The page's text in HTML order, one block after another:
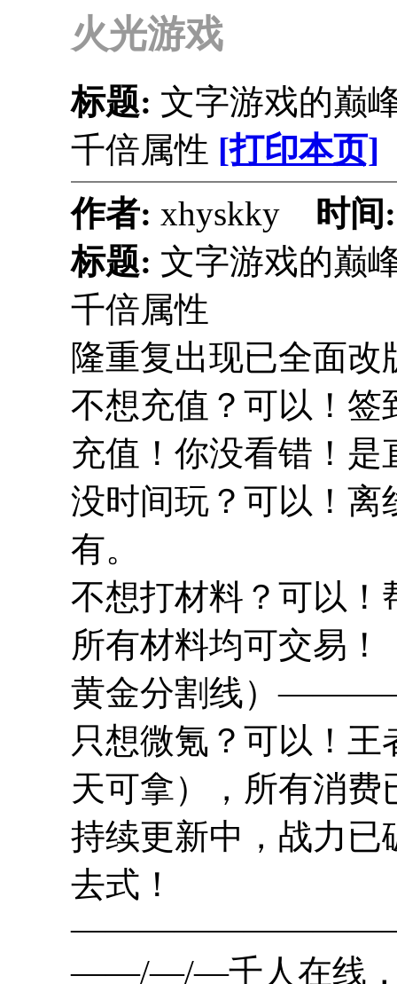
火光游戏
标题: 文字游戏的巅
千倍属性 [打印本页]
作者: xhyskky 时
标题: 文字游戏的巅
千倍属性
隆重复出现已全面
不想充值？可以！签
充值！你没看错！是
没时间玩？可以！离
有。
不想打材料？可以！
所有材料均可交易！
黄金分割线）
只想微氪？可以！
天可拿），所有消费
持续更新中，战力已
去式！
——/—/—千人在线，